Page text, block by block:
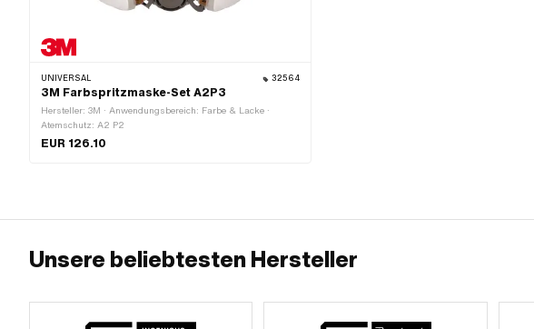
UNIVERSAL 32564
3M Farbspritzmaske-Set A2P3
Hersteller: 3M · Anwendungsbereich: Farbe & Lacke ·
Atemschutz: A2 P2
EUR 126.10
Unsere beliebtesten Hersteller